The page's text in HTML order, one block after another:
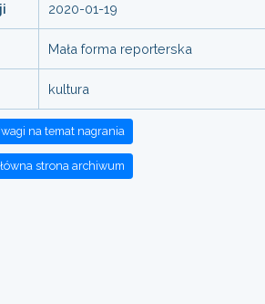
2020-01-19
Mała forma reporterska
kultura
na temat nagrania
strona archiwum